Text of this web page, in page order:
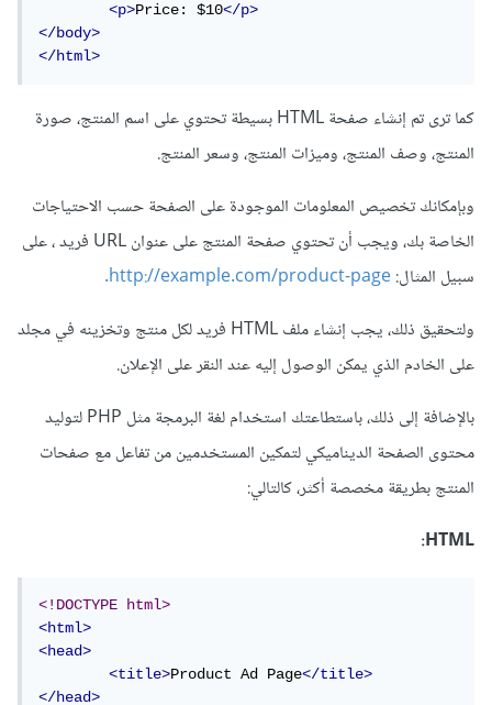
<p>Price: $10</p>
</body>
</html>
كما ترى تم إنشاء صفحة HTML بسيطة تحتوي على اسم المنتج، صورة
المنتج، وصف المنتج، وميزات المنتج، وسعر المنتج.
وبإمكانك تخصيص المعلومات الموجودة على الصفحة حسب الاحتياجات
الخاصة بك، ويجب أن تحتوي صفحة المنتج على عنوان URL فريد ، على
سبيل المثال:http://example.com/product-page.
ولتحقيق ذلك، يجب إنشاء ملف HTML فريد لكل منتج وتخزينه في مجلد
على الخادم الذي يمكن الوصول إليه عند النقر على الإعلان.
بالإضافة إلى ذلك، باستطاعتك استخدام لغة البرمجة مثل PHP لتوليد
محتوى الصفحة الديناميكي لتمكين المستخدمين من تفاعل مع صفحات
المنتج بطريقة مخصصة أكثر، كالتالي:
HTML:
<!DOCTYPE html>
<html>
<head>
<title>Product Ad Page</title>
</head>